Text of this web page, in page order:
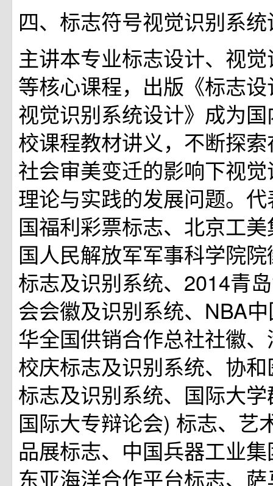
四、标志符号视觉识别系
主讲本专业标志设计、视
等核心课程，出版《标志
视觉识别系统设计》成为
校课程教材讲义，不断探
社会审美变迁的影响下视
理论与实践的发展问题。
国福利彩票标志、北京工
国人民解放军军事科学院
标志及识别系统、2014青
会会徽及识别系统、NBA
华全国供销合作总社社徽
校庆标志及识别系统、协
标志及识别系统、国际大
国际大专辩论会) 标志、艺
品展标志、中国兵器工业
东亚海洋合作平台标志、